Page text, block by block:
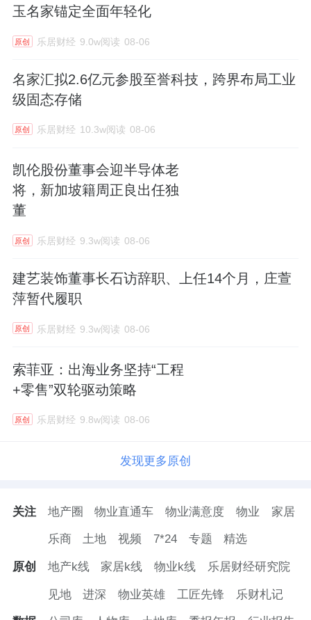
玉名家锚定全面年轻化
原创 乐居财经 9.0w阅读 08-06
名家汇拟2.6亿元参股至誉科技，跨界布局工业
级固态存储
原创 乐居财经 10.3w阅读 08-06
凯伦股份董事会迎半导体老
将，新加坡籍周正良出任独
董
原创 乐居财经 9.3w阅读 08-06
建艺装饰董事长石访辞职、上任14个月，庄萱
萍暂代履职
原创 乐居财经 9.3w阅读 08-06
索菲亚：出海业务坚持“工程
+零售”双轮驱动策略
原创 乐居财经 9.8w阅读 08-06
发现更多原创
关注 地产圈 物业直通车 物业满意度 物业 家居
乐商 土地 视频 7*24 专题 精选
原创 地产k线 家居k线 物业k线 乐居财经研究院
见地 进深 物业英雄 工匠先锋 乐财札记